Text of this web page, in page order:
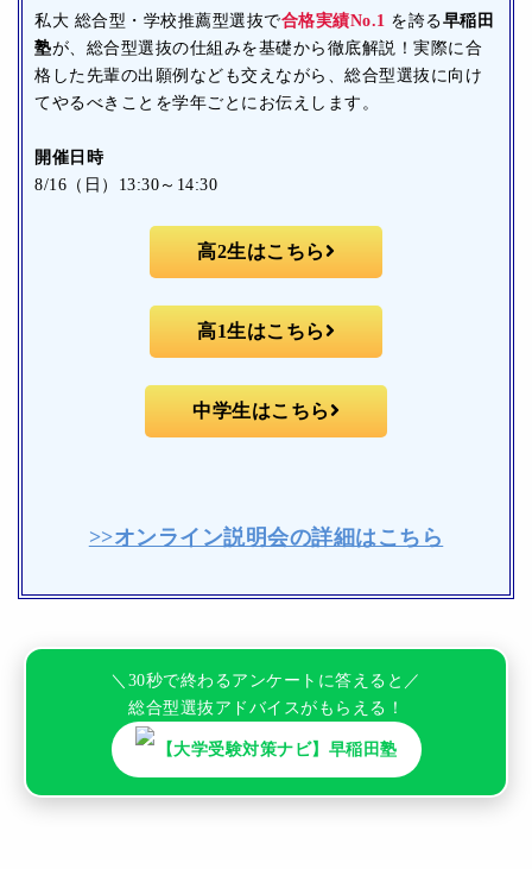
私大 総合型・学校推薦型選抜で合格実績No.1 を誇る早稲田
塾が、総合型選抜の仕組みを基礎から徹底解説！実際に合
格した先輩の出願例なども交えながら、総合型選抜に向け
てやるべきことを学年ごとにお伝えします。
開催日時
8/16（日）13:30～14:30
高2生はこちら
高1生はこちら
中学生はこちら
>>オンライン説明会の詳細はこちら
＼30秒で終わるアンケートに答えると／
総合型選抜アドバイスがもらえる！
【大学受験対策ナビ】早稲田塾